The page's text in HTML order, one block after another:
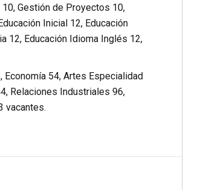
Gestión de Proyectos 10,
Inicial 12, Educación
12, Educación Idioma Inglés 12,
Economía 54, Artes Especialidad
Relaciones Industriales 96,
vacantes.